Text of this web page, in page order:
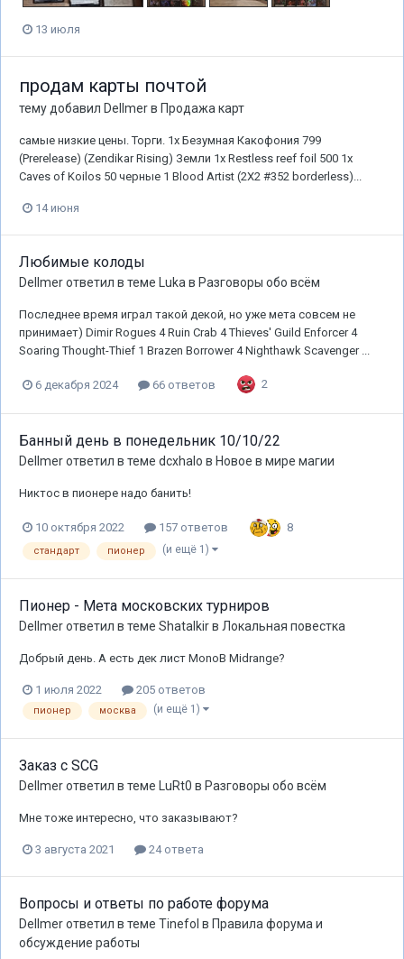
13 июля
продам карты почтой
тему добавил Dellmerв Продажа карт
самые низкие цены. Торги. 1x Безумная Какофония 799
(Prerelease) (Zendikar Rising) Земли 1x Restless reef foil 500 1x
Caves of Koilos 50 черные 1 Blood Artist (2X2 #352 borderless)...
14 июня
Любимые колоды
Dellmerответил в теме Lukaв Разговоры обо всём
Последнее время играл такой декой, но уже мета совсем не
принимает) Dimir Rogues 4 Ruin Crab 4 Thieves' Guild Enforcer 4
Soaring Thought-Thief 1 Brazen Borrower 4 Nighthawk Scavenger ...
6 декабря 2024 66 ответов 2
Банный день в понедельник 10/10/22
Dellmerответил в теме dcxhalo в Новое в мире магии
Никтос в пионере надо банить!
10 октября 2022 157 ответов 8
стандарт пионер (и ещё 1)
Пионер - Мета московских турниров
Dellmerответил в теме Shatalkirв Локальная повестка
Добрый день. А есть дек лист МonoB Midrange?
1 июля 2022 205 ответов
пионер москва (и ещё 1)
Заказ с SCG
Dellmerответил в теме LuRt0 в Разговоры обо всём
Мне тоже интересно, что заказывают?
3 августа 2021 24 ответа
Вопросы и ответы по работе форума
Dellmerответил в теме Tinefol в Правила форума и
обсуждение работы